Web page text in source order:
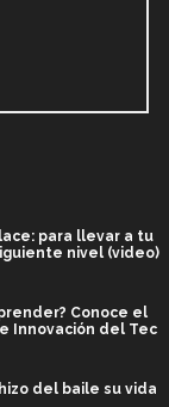
para llevar a tu
nivel (video)
Conoce el
Innovación del Tec
del baile su vida